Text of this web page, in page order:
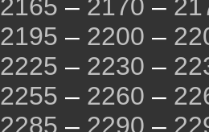
2165 – 2170 –
2195 – 2200 –
2225 – 2230 –
2255 – 2260 –
2285 – 2290 –